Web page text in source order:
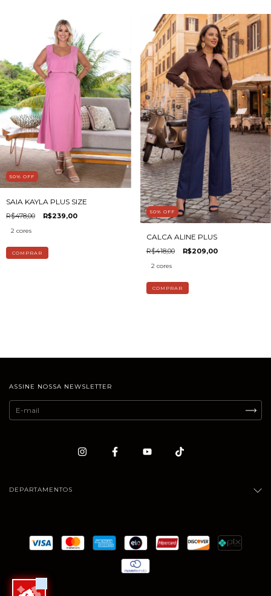
50% OFF
SAIA KAYLA PLUS SIZE
R$478,00 R$239,00
2 cores
COMPRAR
50% OFF
CALCA ALINE PLUS
R$418,00 R$209,00
2 cores
COMPRAR
ASSINE NOSSA NEWSLETTER
DEPARTAMENTOS